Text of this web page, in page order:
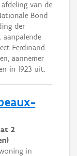
van de
Bond
der
aanpalende
Ferdinand
aannemer
in 1923 uit.
2
in